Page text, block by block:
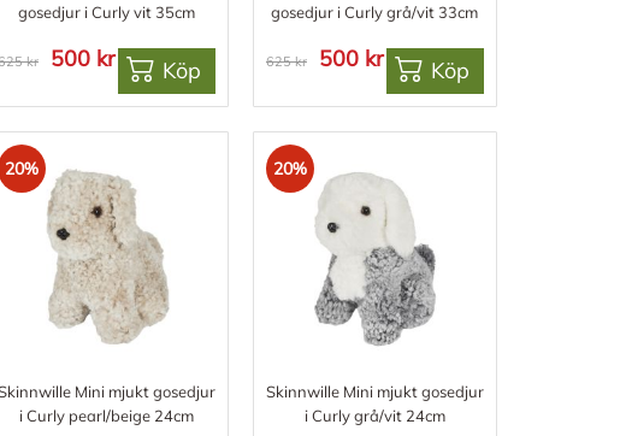
gosedjur i Curly vit 35cm
kr 500 kr Köp
gosedjur i Curly grå/vit 33cm
625 kr 500 kr Köp
20%
Mini mjukt gosedjur
i Curly pearl/beige 24cm
20%
Skinnwille Mini mjukt gosedjur
i Curly grå/vit 24cm